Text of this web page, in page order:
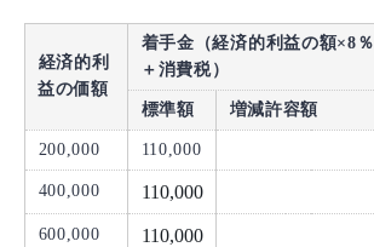
経済的利
益の価額
着手金（経済的利益の額×8％
＋消費税）
標準額 増減許容額
200,000 110,000
400,000 110,000
600,000 110,000